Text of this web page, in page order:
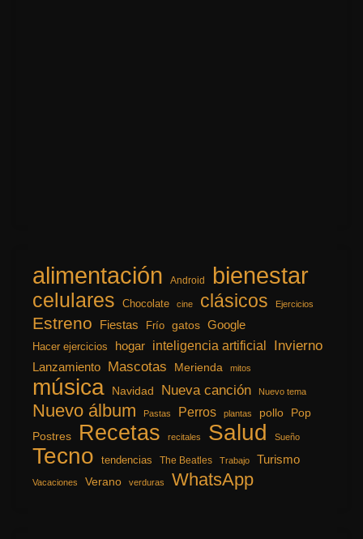
alimentación Android bienestar
celulares Chocolate cine clásicos Ejercicios
Estreno Fiestas Frío gatos Google
Hacer ejercicios hogar inteligencia artificial Invierno
Lanzamiento Mascotas Merienda mitos
música Navidad Nueva canción Nuevo tema
Nuevo álbum Pastas Perros plantas pollo
Pop
Postres
Recetas recitales Salud Sueño
Tecno tendencias The Beatles Trabajo Turismo
Vacaciones Verano verduras WhatsApp